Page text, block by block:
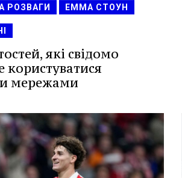
РОЗВАГИ ЕММА СТОУН
які свідомо
користуватися
мережами